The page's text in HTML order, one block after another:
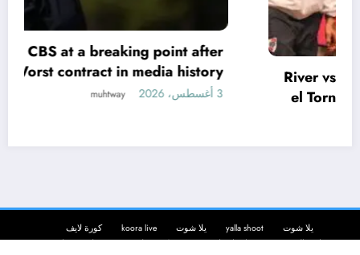
River vs. Rosario Central, hoy EN VIVO por
el Torneo Clausura: formaciones, horario y
يلا شوت yalla shoot يلا شوت koora live
كورة لايف